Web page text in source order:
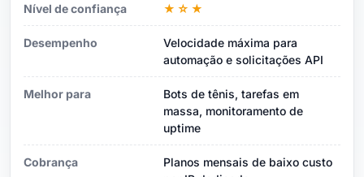
Nível de confiança ★☆★
Desempenho
Velocidade máxima para
automação e solicitações API
Melhor para
Bots de tênis, tarefas em
massa, monitoramento de
uptime
Cobrança
Planos mensais de baixo custo